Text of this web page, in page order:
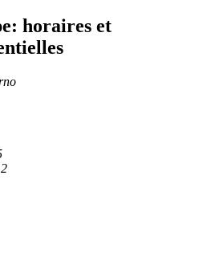
horaires et